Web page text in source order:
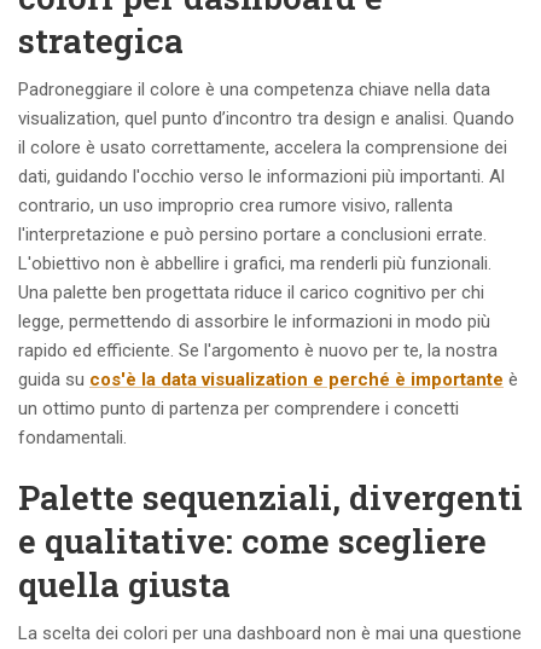
strategica
Padroneggiare il colore è una competenza chiave nella data
visualization, quel punto d’incontro tra design e analisi. Quando
il colore è usato correttamente, accelera la comprensione dei
dati, guidando l'occhio verso le informazioni più importanti. Al
contrario, un uso improprio crea rumore visivo, rallenta
l'interpretazione e può persino portare a conclusioni errate.
L'obiettivo non è abbellire i grafici, ma renderli più funzionali.
Una palette ben progettata riduce il carico cognitivo per chi
legge, permettendo di assorbire le informazioni in modo più
rapido ed efficiente. Se l'argomento è nuovo per te, la nostra
guida su cos'è la data visualization e perché è importante è
un ottimo punto di partenza per comprendere i concetti
fondamentali.
Palette sequenziali, divergenti
e qualitative: come scegliere
quella giusta
La scelta dei colori per una dashboard non è mai una questione